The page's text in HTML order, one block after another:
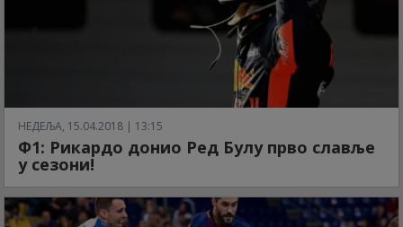
НЕДЕЉА, 15.04.2018 | 13:15
Ф1: Рикардо донио Ред Булу прво славље
у сезони!